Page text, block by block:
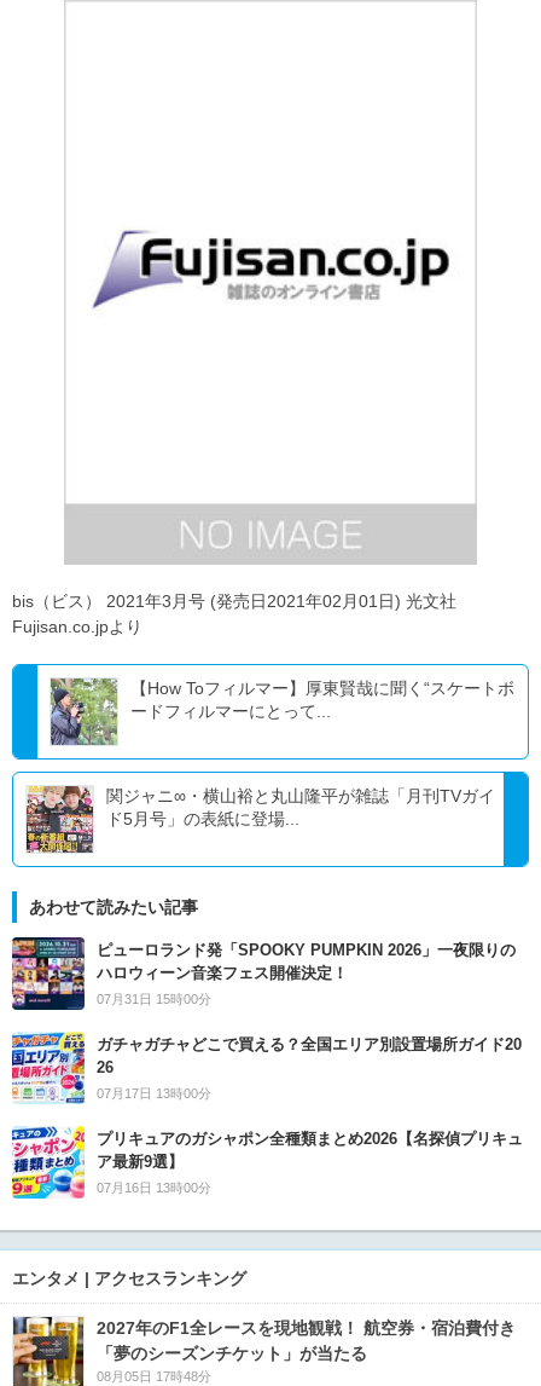
bis（ビス） 2021年3月号 (発売日2021年02月01日) 光文社
Fujisan.co.jpより
【How Toフィルマー】厚東賢哉に聞く“スケートボ
ードフィルマーにとって...
関ジャニ∞・横山裕と丸山隆平が雑誌「月刊TVガイ
ド5月号」の表紙に登場...
あわせて読みたい記事
ピューロランド発「SPOOKY PUMPKIN 2026」一夜限りの
ハロウィーン音楽フェス開催決定！
07月31日 15時00分
ガチャガチャどこで買える？全国エリア別設置場所ガイド20
26
07月17日 13時00分
プリキュアのガシャポン全種類まとめ2026【名探偵プリキュ
ア最新9選】
07月16日 13時00分
エンタメ | アクセスランキング
2027年のF1全レースを現地観戦！ 航空券・宿泊費付き
「夢のシーズンチケット」が当たる
08月05日 17時48分